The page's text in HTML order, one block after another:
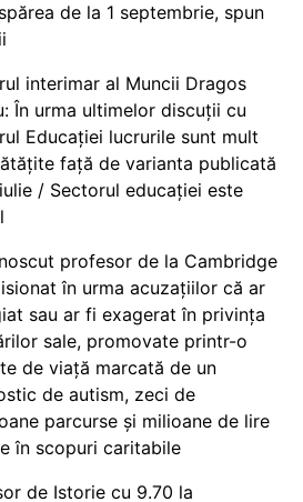
de la 1 septembrie, spun
interimar al Muncii Dragos
În urma ultimelor discuții cu
Educației lucrurile sunt mult
față de varianta publicată
/ Sectorul educației este
profesor de la Cambridge
în urma acuzațiilor că ar
sau ar fi exagerat în privința
sale, promovate printr-o
de viață marcată de un
de autism, zeci de
parcurse și milioane de lire
în scopuri caritabile
de Istorie cu 9.70 la